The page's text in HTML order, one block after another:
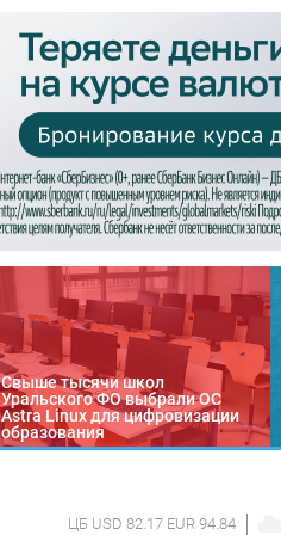
Свыше тысячи школ
Уральского ФО выбрали ОС
Astra Linux для цифровизации
образования
ЦБ USD 82.17 EUR 94.84